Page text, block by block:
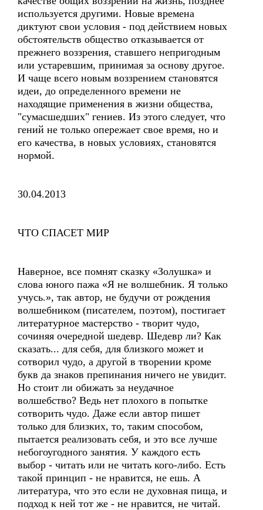
используется другими. Новые времена
диктуют свои условия - под действием новых
обстоятельств общество отказывается от
прежнего воззрения, ставшего непригодным
или устаревшим, принимая за основу другое.
И чаще всего новым воззрением становятся
идеи, до определенного времени не
находящие применения в жизни общества,
"сумасшедших" гениев. Из этого следует, что
гений не только опережает свое время, но и
его качества, в новых условиях, становятся
нормой.
30.04.2013
ЧТО СПАСЕТ МИР
Наверное, все помнят сказку «Золушка» и
слова юного пажа «Я не волшебник. Я только
учусь.», так автор, не будучи от рождения
волшебником (писателем, поэтом), постигает
литературное мастерство - творит чудо,
сочиняя очередной шедевр. Шедевр ли? Как
сказать... для себя, для близкого может и
сотворил чудо, а другой в творении кроме
букв да знаков препинания ничего не увидит.
Но стоит ли обижать за неудачное
волшебство? Ведь нет плохого в попытке
сотворить чудо. Даже если автор пишет
только для близких, то, таким способом,
пытается реализовать себя, и это все лучше
небогоугодного занятия. У каждого есть
выбор - читать или не читать кого-либо. Есть
такой принцип - не нравится, не ешь. А
литература, что это если не духовная пища, и
подход к ней тот же - не нравится, не читай.